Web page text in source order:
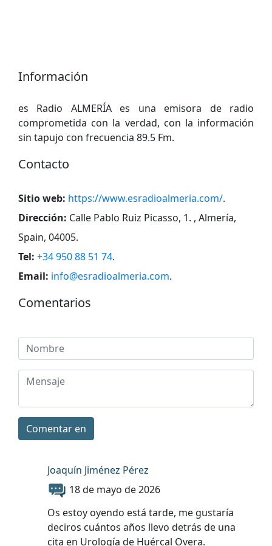
Información
es Radio ALMERÍA es una emisora de radio
comprometida con la verdad, con la información
sin tapujo con frecuencia 89.5 Fm.
Contacto
Sitio web: https://www.esradioalmeria.com/.
Dirección: Calle Pablo Ruiz Picasso, 1. , Almería,
Spain, 04005.
Tel: +34 950 88 51 74.
Email: info@esradioalmeria.com.
Comentarios
Comentar en
Joaquín Jiménez Pérez
18 de mayo de 2026
Os estoy oyendo está tarde, me gustaría
deciros cuántos años llevo detrás de una
cita en Urología de Huércal Overa.